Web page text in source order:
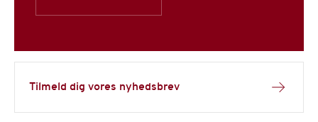
Tilmeld dig vores nyhedsbrev